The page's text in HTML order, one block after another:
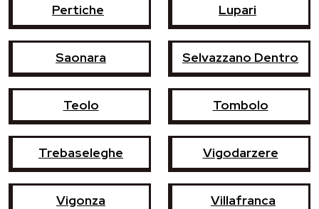
Pertiche
Lupari
Saonara Selvazzano Dentro
Teolo Tombolo
Trebaseleghe Vigodarzere
Vigonza
Villafranca